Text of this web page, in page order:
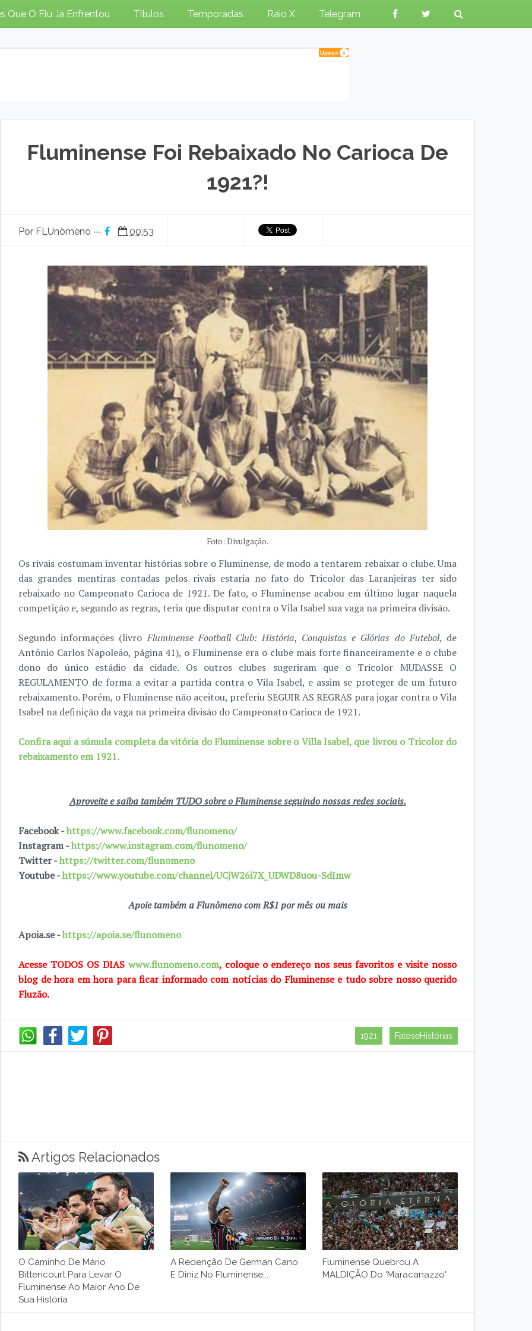
Que O Flu Já Enfrentou Títulos Temporadas Raio X Telegram
Fluminense Foi Rebaixado No Carioca De
1921?!
Por FLUnômeno — 00:53
Foto: Divulgação.
Os rivais costumam inventar histórias sobre o Fluminense, de modo a tentarem rebaixar o clube. Uma
das grandes mentiras contadas pelos rivais estaria no fato do Tricolor das Laranjeiras ter sido
rebaixado no Campeonato Carioca de 1921. De fato, o Fluminense acabou em último lugar naquela
competição e, segundo as regras, teria que disputar contra o Vila Isabel sua vaga na primeira divisão.
Segundo informações (livroFluminense Football Club: História, Conquistas e Glórias do Futebol, de
Antônio Carlos Napoleão, página 41), o Fluminense era o clube mais forte financeiramente e o clube
dono do único estádio da cidade. Os outros clubes sugeriram que o Tricolor MUDASSE O
REGULAMENTO de forma a evitar a partida contra o Vila Isabel, e assim se proteger de um futuro
rebaixamento. Porém, o Fluminense não aceitou, preferiu SEGUIR AS REGRAS para jogar contra o Vila
Isabel na definição da vaga na primeira divisão do Campeonato Carioca de 1921.
Confira aqui a súmula completa da vitória do Fluminense sobre o Villa Isabel, que livrou o Tricolor do
rebaixamento em 1921.
Aproveite e saiba também TUDO sobre o Fluminense seguindo nossas redes sociais.
Facebook -https://www.facebook.com/flunomeno/
Instagram -https://www.instagram.com/flunomeno/
Twitter -https://twitter.com/flunomeno
Youtube -https://www.youtube.com/channel/UCjW26i7X_UDWD8uou-SdImw
Apoie também a Flunômeno com R$1 por mês ou mais
Apoia.se -https://apoia.se/flunomeno
Acesse TODOS OS DIAS www.flunomeno.com, coloque o endereço nos seus favoritos e visite nosso
blog de hora em hora para ficar informado com notícias do Fluminense e tudo sobre nosso querido
Fluzão.
1921 FatoseHistórias
Artigos Relacionados
O Caminho De Mário
Bittencourt Para Levar O
Fluminense Ao Maior Ano De
Sua História
A Redenção De German Cano
E Diniz No Fluminense...
Fluminense Quebrou A
MALDIÇÃO Do 'Maracanazzo'